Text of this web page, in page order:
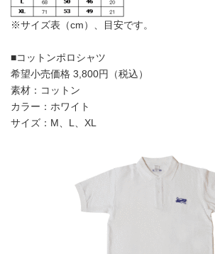
※サイズ表（cm）、目安です。
■コットンポロシャツ
希望小売価格 3,800円（税込）
素材：コットン
カラー：ホワイト
サイズ：M、L、XL